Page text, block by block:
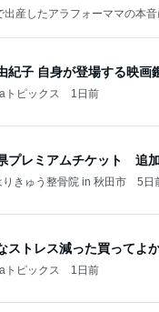
出産したアラフォーママの本音
紀子 自身が登場する映画
トピックス 1日前
プレミアムチケット 追
りきゅう整骨院 in 秋田市 5日
ストレス減った買ってよ
トピックス 1日前